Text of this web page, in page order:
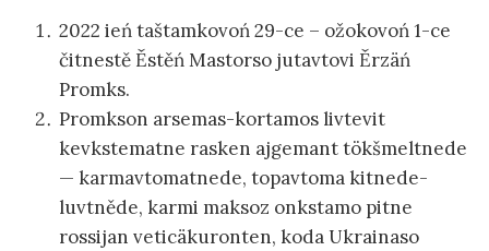
2022 ień taštamkovoń 29-ce – ožokovoń 1-ce
čitnestě Ěstěń Mastorso jutavtovi Ěrzäń
Promks.
Promkson‌ arsemas-kortamos livtevit‌
kevkstematne ras‌ken‌ ajgemant‌ tökšmel‌tnede
— karmavtomatnede, topavtoma kitnede-
luvtněde, karmi maksoz‌ onkstamo pitne
rossijan‌ veticäkuronten‌, koda Ukrainaso